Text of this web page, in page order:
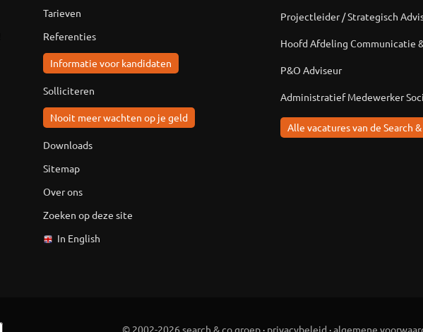
Tarieven
Referenties
Informatie voor kandidaten
Solliciteren
Nooit meer wachten op je geld
Downloads
Sitemap
Over ons
Zoeken op deze site
In English
Projectleider / Strategisch
Hoofd Afdeling Communicatie
P&O Adviseur
Administratief Medewerker
Alle vacatures van de Search &
© 2002-2026 search & co groep · privacybeleid ·algemene